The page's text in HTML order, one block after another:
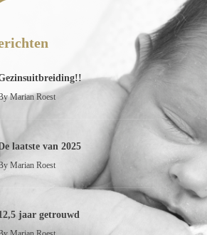
Marian Roest
laatste van 2025
Marian Roest
jaar getrouwd